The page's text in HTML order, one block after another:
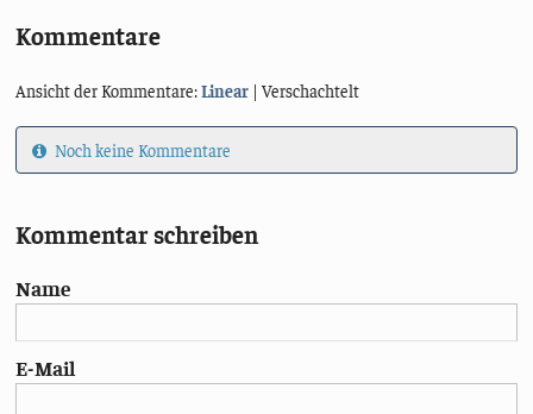
Kommentare
Ansicht der Kommentare:Linear | Verschachtelt
Noch keine Kommentare
Kommentar schreiben
Name
E-Mail